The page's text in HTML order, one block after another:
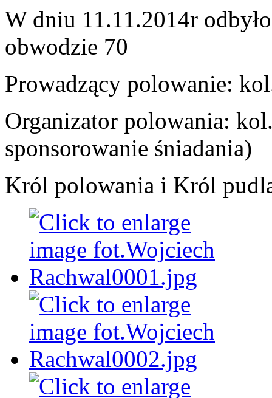
W dniu 11.11.2014r
obwodzie 70
Prowadzący polowanie:
Organizator polowania:
sponsorowanie śniadania)
Król polowania i Król